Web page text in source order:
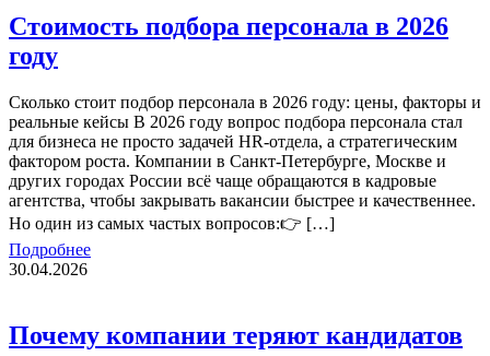
Стоимость подбора персонала в 2026
году
Сколько стоит подбор персонала в 2026 году: цены, факторы и
реальные кейсы В 2026 году вопрос подбора персонала стал
для бизнеса не просто задачей HR-отдела, а стратегическим
фактором роста. Компании в Санкт-Петербурге, Москве и
других городах России всё чаще обращаются в кадровые
агентства, чтобы закрывать вакансии быстрее и качественнее.
Но один из самых частых вопросов:👉 […]
Подробнее
30.04.2026
Почему компании теряют кандидатов